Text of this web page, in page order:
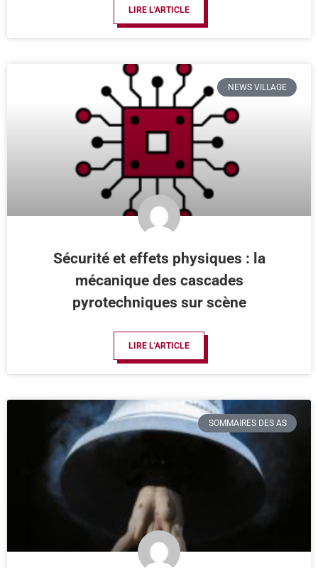
LIRE L'ARTICLE
NEWS VILLAGE
Sécurité et effets physiques : la
mécanique des cascades
pyrotechniques sur scène
LIRE L'ARTICLE
SOMMAIRES DES AS